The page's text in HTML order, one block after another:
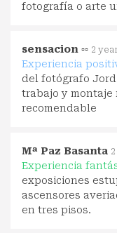
fotografía o arte
sensacion ▫▫ 2
Experiencia
del fotógrafo
trabajo y montaje
recomendable
Mª Paz Basanta
Experiencia
exposiciones
ascensores
en tres pisos.